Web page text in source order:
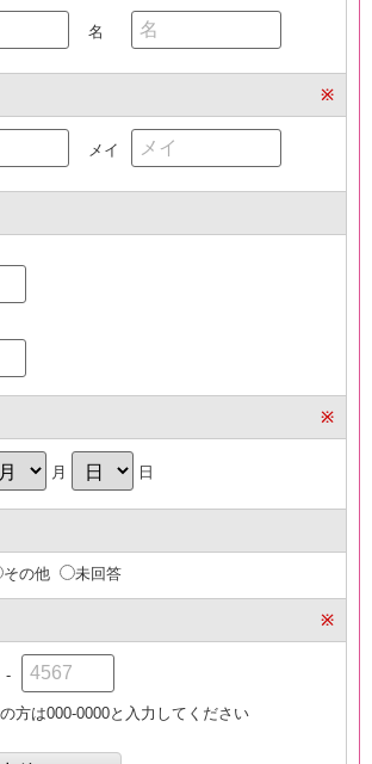
名
※
メイ
※
月 日
その他 未回答
※
-
方は000-0000と入力してください